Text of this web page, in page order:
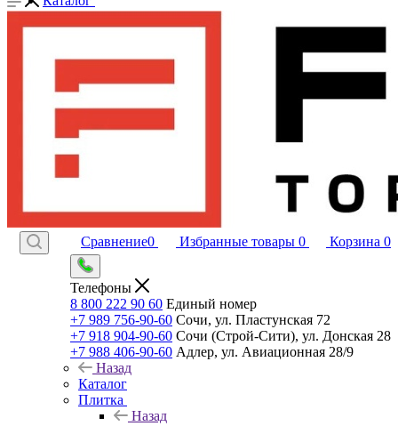
Сравнение0 Избранные товары 0 Корзина 0
Телефоны
8 800 222 90 60 Единый номер
+7 989 756-90-60 Сочи, ул. Пластунская 72
+7 918 904-90-60 Сочи (Строй-Сити), ул. Донская 28
+7 988 406-90-60 Адлер, ул. Авиационная 28/9
Назад
Каталог
Плитка
Назад